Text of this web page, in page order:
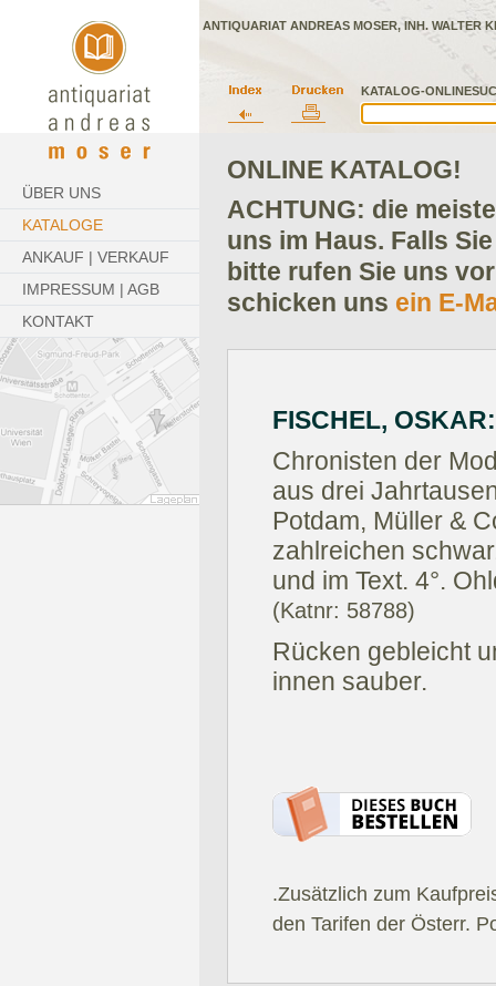
KATALOG-
ANTIQUARIAT ANDREAS MOSER, INH. WALTER
ÜBER UNS
KATALOGE
ANKAUF | VERKAUF
IMPRESSUM | AGB
KONTAKT
ONLINE KATALOG!
ACHTUNG: die
uns im Haus. Falls
bitte rufen Sie uns
schicken uns ein E-
FISCHEL, OSKAR:
Chronisten der
aus drei
Potdam, Müller &
zahlreichen
und im Text. 4°.
(Katnr: 58788)
Rücken gebleicht
innen sauber.
.Zusätzlich zum
den Tarifen der Österr.